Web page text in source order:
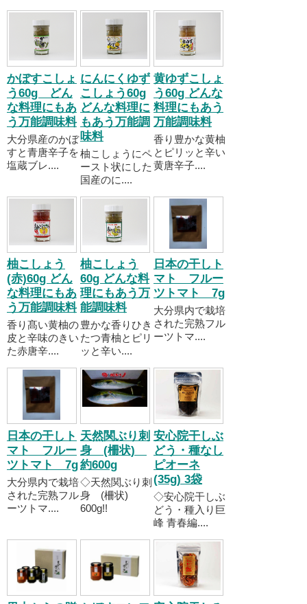
かぼすこしょ
う60g どん
な料理にもあ
う万能調味料
大分県産のかぼ
すと青唐辛子を
塩蔵ブレ....
にんにくゆず
こしょう60g
どんな料理に
もあう万能調
味料
柚こしょうにペ
ースト状にした
国産のに....
黄ゆずこしょ
う60g どんな
料理にもあう
万能調味料
香り豊かな黄柚
とピリッと辛い
黄唐辛子....
柚こしょう
(赤)60g どん
な料理にもあ
う万能調味料
香り髙い黄柚の
皮と辛味のきい
た赤唐辛....
柚こしょう
60g どんな料
理にもあう万
能調味料
豊かな香りひき
たつ青柚とピリ
ッと辛い....
日本の干しト
マト フルー
ツトマト 7g
大分県内で栽培
された完熟フル
ーツトマ....
日本の干しト
マト フルー
ツトマト 7g
大分県内で栽培
された完熟フル
ーツトマ....
天然関ぶり刺
身 (柵状)
約600g
◇天然関ぶり刺
身 (柵状)
600g!!
安心院干しぶ
どう・種なし
ピオーネ
(35g) 3袋
◇安心院干しぶ
どう・種入り巨
峰 青春編....